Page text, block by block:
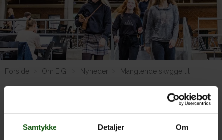
Samtykke Detaljer Om
Bliv elev
Vores uddannelser
Forside Om E.G. Nyheder Manglende skygge til